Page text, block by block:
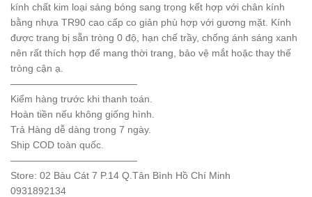
kính chất kim loại sáng bóng sang trọng kết hợp với chân kính
bằng nhựa TR90 cao cấp co giản phù hợp với gương mặt. Kính
được trang bị sẵn tròng 0 độ, hạn chế trầy, chống ánh sáng xanh
nên rất thích hợp để mang thời trang, bảo vệ mắt hoặc thay thế
tròng cận ạ.
—————————————
Kiểm hàng trước khi thanh toán.
Hoàn tiền nếu không giống hình.
Trả Hàng dễ dàng trong 7 ngày.
Ship COD toàn quốc.
—————————————
Store: 02 Bàu Cát 7 P.14 Q.Tân Bình Hồ Chí Minh
0931892134